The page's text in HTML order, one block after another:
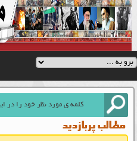
مطالب پربازدید